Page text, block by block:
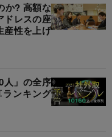
か? 高額な
ドレスの座
産性を上げ
人」の全序
ンキング